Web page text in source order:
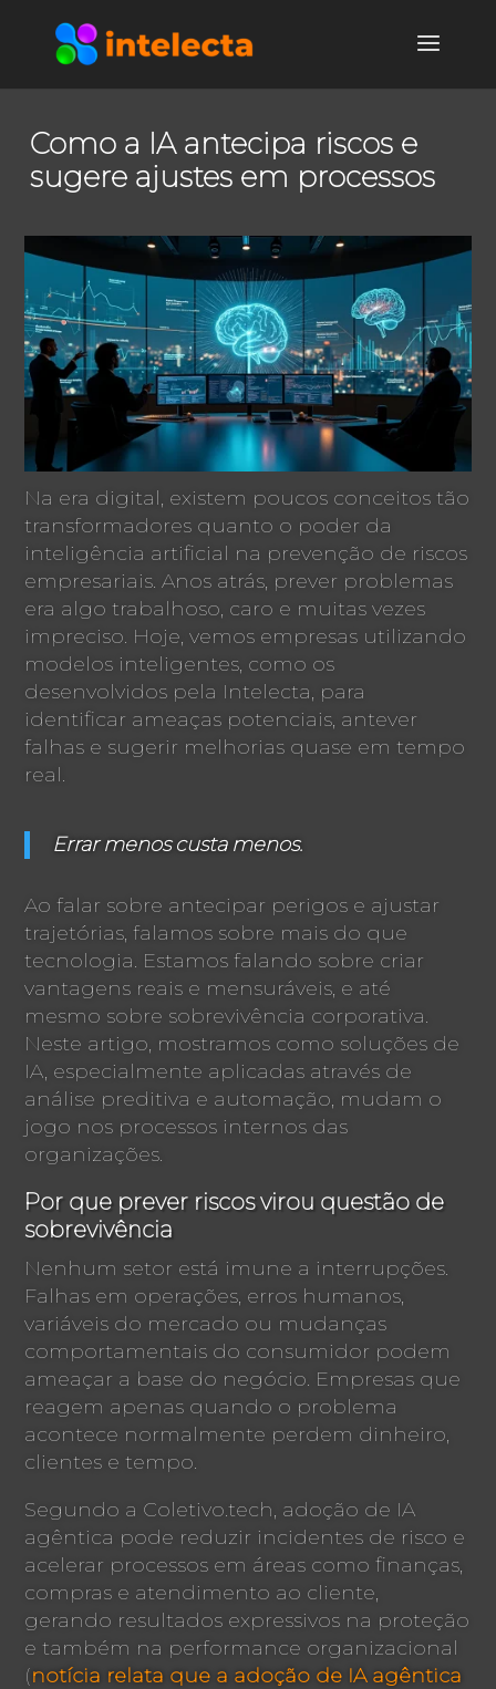
Como a IA antecipa riscos e
sugere ajustes em processos
Na era digital, existem poucos conceitos tão
transformadores quanto o poder da
inteligência artificial na prevenção de riscos
empresariais. Anos atrás, prever problemas
era algo trabalhoso, caro e muitas vezes
impreciso. Hoje, vemos empresas utilizando
modelos inteligentes, como os
desenvolvidos pela Intelecta, para
identificar ameaças potenciais, antever
falhas e sugerir melhorias quase em tempo
real.
Errar menos custa menos.
Ao falar sobre antecipar perigos e ajustar
trajetórias, falamos sobre mais do que
tecnologia. Estamos falando sobre criar
vantagens reais e mensuráveis, e até
mesmo sobre sobrevivência corporativa.
Neste artigo, mostramos como soluções de
IA, especialmente aplicadas através de
análise preditiva e automação, mudam o
jogo nos processos internos das
organizações.
Por que prever riscos virou questão de
sobrevivência
Nenhum setor está imune a interrupções.
Falhas em operações, erros humanos,
variáveis do mercado ou mudanças
comportamentais do consumidor podem
ameaçar a base do negócio. Empresas que
reagem apenas quando o problema
acontece normalmente perdem dinheiro,
clientes e tempo.
Segundo a Coletivo.tech, adoção de IA
agêntica pode reduzir incidentes de risco e
acelerar processos em áreas como finanças,
compras e atendimento ao cliente,
gerando resultados expressivos na proteção
e também na performance organizacional
(notícia relata que a adoção de IA agêntica